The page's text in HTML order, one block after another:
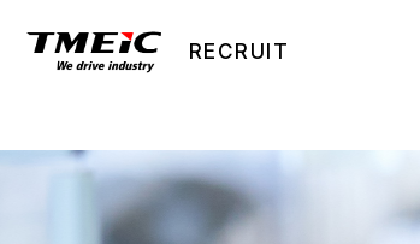
RECRUIT